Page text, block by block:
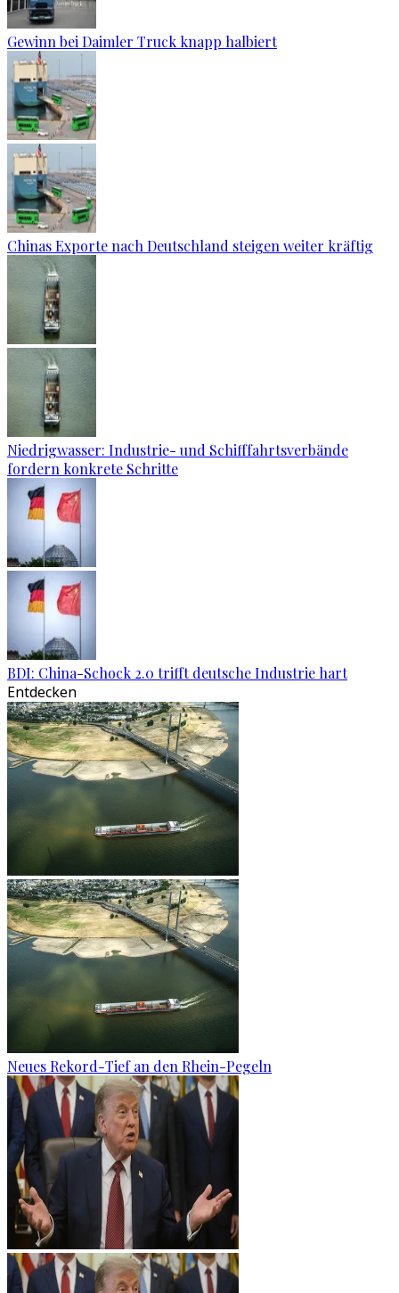
Gewinn bei Daimler Truck knapp halbiert
Chinas Exporte nach Deutschland steigen weiter kräftig
Niedrigwasser: Industrie- und Schifffahrtsverbände
fordern konkrete Schritte
BDI: China-Schock 2.0 trifft deutsche Industrie hart
Entdecken
Neues Rekord-Tief an den Rhein-Pegeln